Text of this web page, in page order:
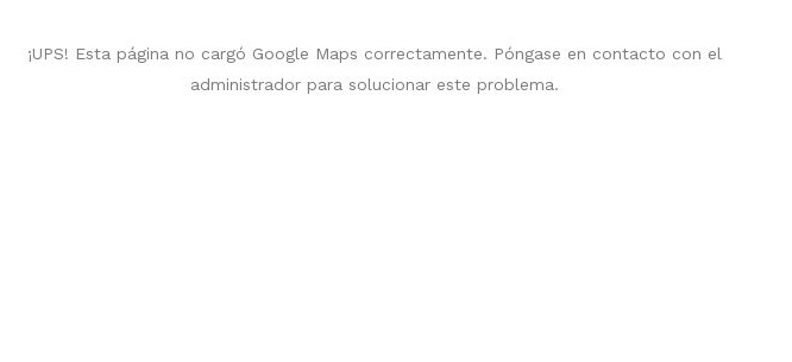
¡UPS! Esta página no cargó Google Maps correctamente. Póngase en contacto con el
administrador para solucionar este problema.